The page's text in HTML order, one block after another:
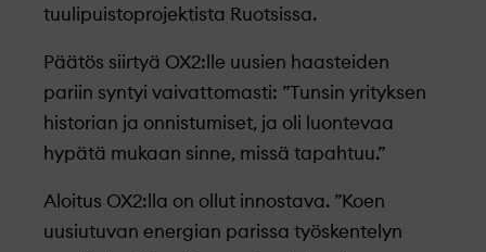
tuulipuistoprojektista Ruotsissa.
Päätös siirtyä OX2:lle uusien haasteiden
pariin syntyi vaivattomasti: ”Tunsin yrityksen
historian ja onnistumiset, ja oli luontevaa
hypätä mukaan sinne, missä tapahtuu.”
Aloitus OX2:lla on ollut innostava. ”Koen
uusiutuvan energian parissa työskentelyn